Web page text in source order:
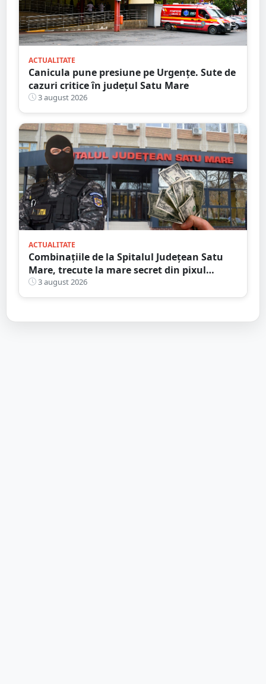
ACTUALITATE
Canicula pune presiune pe Urgențe. Sute de
cazuri critice în județul Satu Mare
3 august 2026
ACTUALITATE
Combinațiile de la Spitalul Județean Satu
Mare, trecute la mare secret din pixul
ministrului
3 august 2026